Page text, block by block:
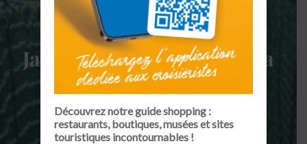
Jardin botanique de Balata
Découvrez notre guide shopping :
restaurants, boutiques, musées et sites
touristiques incontournables !